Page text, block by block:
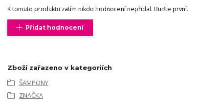
K tomuto produktu zatím nikdo hodnocení nepřidal. Buďte první.
Přidat hodnocení
Zboží zařazeno v kategoriích
ŠAMPONY
ZNAČKA